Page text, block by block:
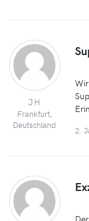
JH
Frankfurt,
Deutschland
2.